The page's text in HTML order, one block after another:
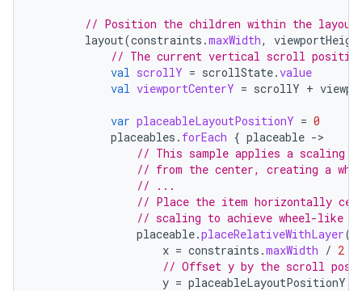
// Position the children within the
layout(constraints .maxWidth,
// The current vertical scroll
val scrollY = scrollState.value
val viewportCenterY = scrollY +
var placeableLayoutPositionY = 0
placeables . forEach { placeable -
// This sample applies a scaling
// from the center, creating a
// ...
// Place the item horizontally
// scaling to achieve wheel-like
placeable.placeRelativeWithLayer(
x = constraints .maxWidth / 2
// Offset y by the scroll
y = placeableLayoutPositionY